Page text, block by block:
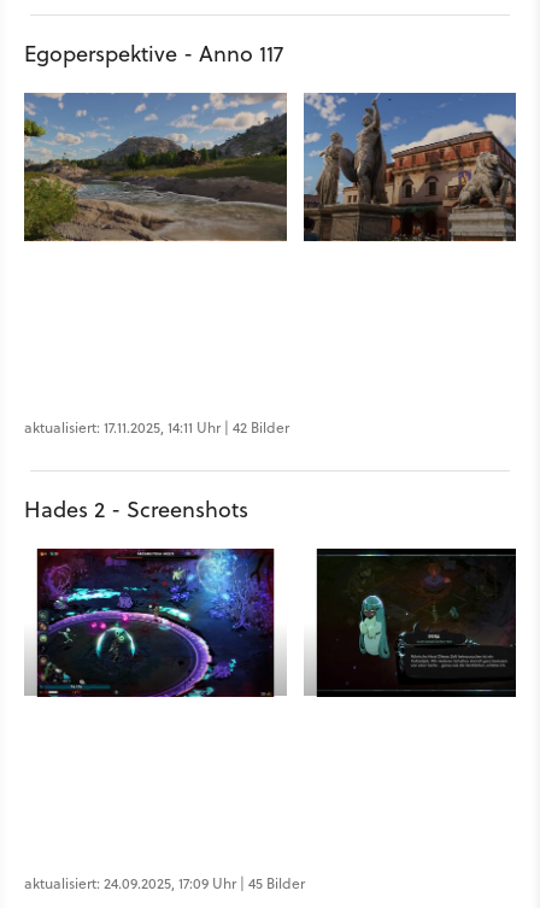
Egoperspektive - Anno 117
aktualisiert: 17.11.2025, 14:11 Uhr | 42 Bilder
Hades 2 - Screenshots
aktualisiert: 24.09.2025, 17:09 Uhr | 45 Bilder